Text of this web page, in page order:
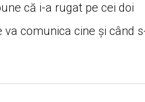
că i-a rugat pe cei doi
comunica cine și când